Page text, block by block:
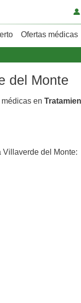
Ofertas médicas
del Monte
en
Villaverde del Monte: